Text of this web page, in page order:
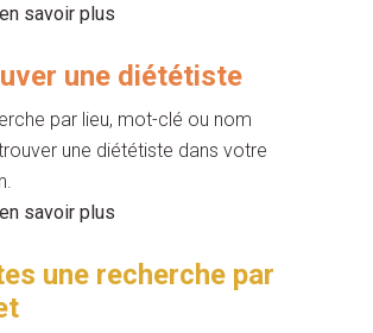
savoir plus
une diététiste
par lieu, mot-clé ou nom
une diététiste dans votre
savoir plus
une recherche par